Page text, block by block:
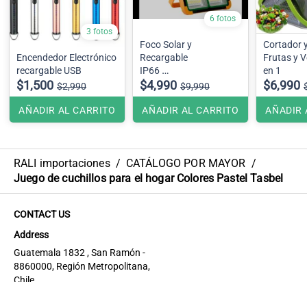
3 fotos
Encendedor Electrónico
recargable USB
$1,500 $2,990
AÑADIR AL CARRITO
6 fotos
Foco Solar y
Recargable
IP66
200 wts
$4,990 $9,990
AÑADIR AL CARRITO
Cortador
Frutas y
en 1
$6,990
AÑADIR
RALI importaciones / CATÁLOGO POR MAYOR /
Juego de cuchillos para el hogar Colores Pastel Tasbel
CONTACT US
Address
Guatemala 1832 , San Ramón -
8860000, Región Metropolitana,